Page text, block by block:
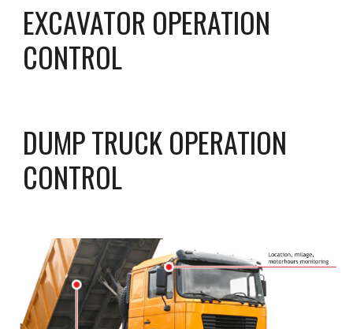
EXCAVATOR OPERATION
CONTROL
DUMP TRUCK OPERATION
CONTROL